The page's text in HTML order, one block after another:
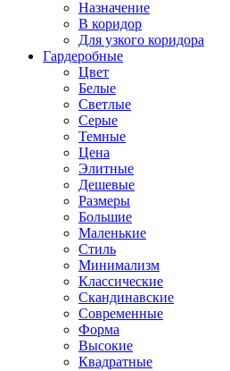
Назначение
В коридор
Для узкого коридора
Гардеробные
Цвет
Белые
Светлые
Серые
Темные
Цена
Элитные
Дешевые
Размеры
Большие
Маленькие
Стиль
Минимализм
Классические
Скандинавские
Современные
Форма
Высокие
Квадратные